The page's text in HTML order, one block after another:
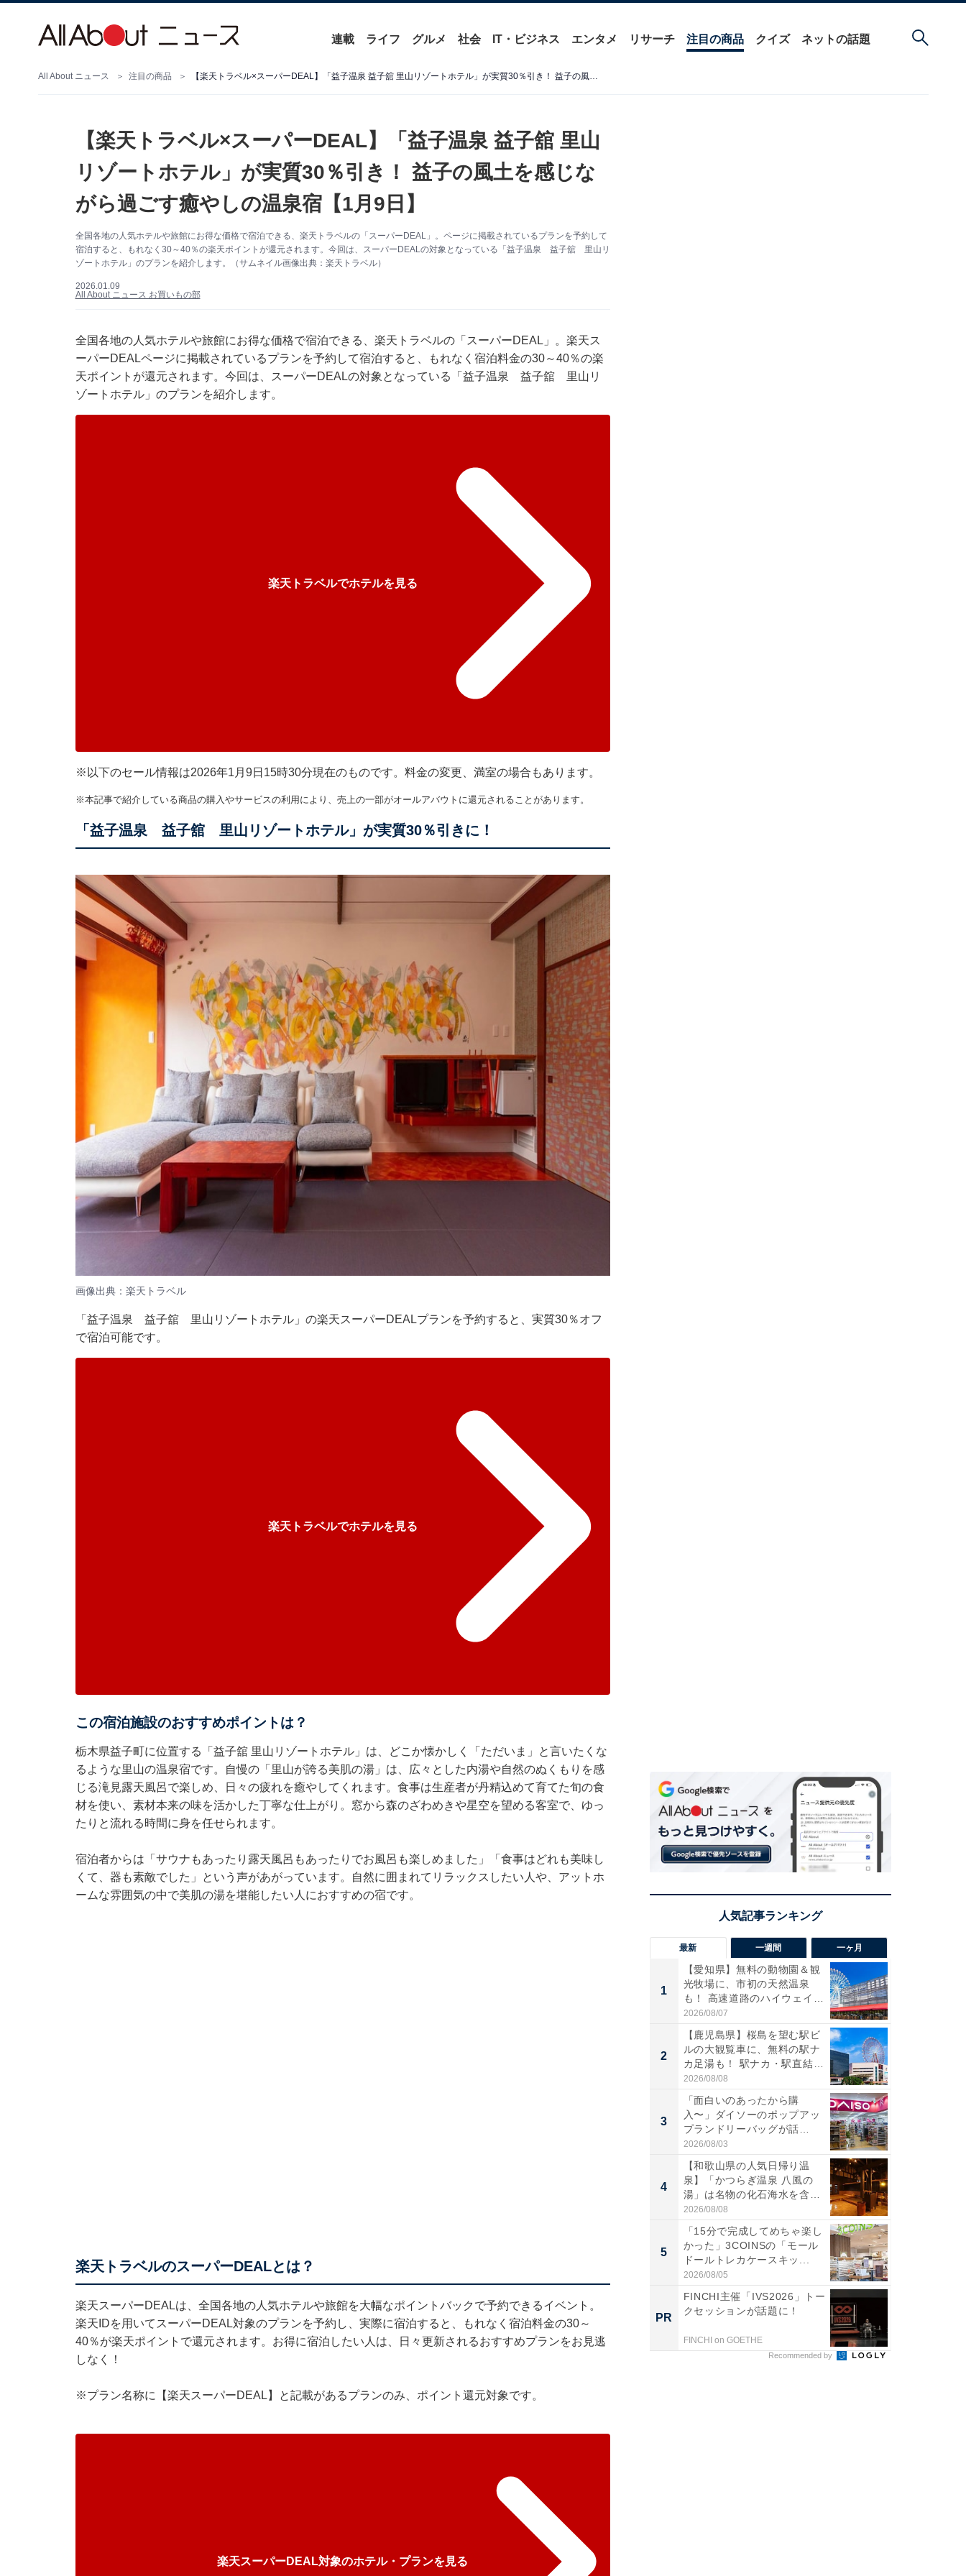
連載 ライフ グルメ 社会 IT・ビジネス エンタメ リサーチ 注目の商品 クイズ ネットの話題
All About ニュース 注目の商品 【楽天トラベル×スーパーDEAL】「益子温泉 益子舘 里山リゾートホテル」が実質30％引き！ 益子の風土を感じながら過ごす癒やしの温泉宿【1月9日】
【楽天トラベル×スーパーDEAL】「益子温泉 益子舘 里山
リゾートホテル」が実質30％引き！ 益子の風土を感じな
がら過ごす癒やしの温泉宿【1月9日】
全国各地の人気ホテルや旅館にお得な価格で宿泊できる、楽天トラベルの「スーパーDEAL」。ページに掲載されているプランを予約して
宿泊すると、もれなく30～40％の楽天ポイントが還元されます。今回は、スーパーDEALの対象となっている「益子温泉 益子舘 里山リ
ゾートホテル」のプランを紹介します。（サムネイル画像出典：楽天トラベル）
2026.01.09
All About ニュース お買いもの部
全国各地の人気ホテルや旅館にお得な価格で宿泊できる、楽天トラベルの「スーパーDEAL」。楽天ス
ーパーDEALページに掲載されているプランを予約して宿泊すると、もれなく宿泊料金の30～40％の楽
天ポイントが還元されます。今回は、スーパーDEALの対象となっている「益子温泉 益子舘 里山リ
ゾートホテル」のプランを紹介します。
楽天トラベルでホテルを見る
※以下のセール情報は2026年1月9日15時30分現在のものです。料金の変更、満室の場合もあります。
※本記事で紹介している商品の購入やサービスの利用により、売上の一部がオールアバウトに還元されることがあります。
「益子温泉 益子舘 里山リゾートホテル」が実質30％引きに！
画像出典：楽天トラベル
「益子温泉 益子舘 里山リゾートホテル」の楽天スーパーDEALプランを予約すると、実質30％オフ
で宿泊可能です。
楽天トラベルでホテルを見る
この宿泊施設のおすすめポイントは？
栃木県益子町に位置する「益子舘 里山リゾートホテル」は、どこか懐かしく「ただいま」と言いたくな
るような里山の温泉宿です。自慢の「里山が誇る美肌の湯」は、広々とした内湯や自然のぬくもりを感
じる滝見露天風呂で楽しめ、日々の疲れを癒やしてくれます。食事は生産者が丹精込めて育てた旬の食
材を使い、素材本来の味を活かした丁寧な仕上がり。窓から森のざわめきや星空を望める客室で、ゆっ
たりと流れる時間に身を任せられます。
宿泊者からは「サウナもあったり露天風呂もあったりでお風呂も楽しめました」「食事はどれも美味し
くて、器も素敵でした」という声があがっています。自然に囲まれてリラックスしたい人や、アットホ
ームな雰囲気の中で美肌の湯を堪能したい人におすすめの宿です。
楽天トラベルのスーパーDEALとは？
楽天スーパーDEALは、全国各地の人気ホテルや旅館を大幅なポイントバックで予約できるイベント。
楽天IDを用いてスーパーDEAL対象のプランを予約し、実際に宿泊すると、もれなく宿泊料金の30～
40％が楽天ポイントで還元されます。お得に宿泊したい人は、日々更新されるおすすめプランをお見逃
しなく！
※プラン名称に【楽天スーパーDEAL】と記載があるプランのみ、ポイント還元対象です。
楽天スーパーDEAL対象のホテル・プランを見る
最新 一週間 一ヶ月
1
【愛知県】無料の動物園＆観
光牧場に、市初の天然温泉
も！ 高速道路のハイウェイオ
ア...
2026/08/07
2
【鹿児島県】桜島を望む駅ビ
ルの大観覧車に、無料の駅ナ
カ足湯も！ 駅ナカ・駅直結
ス...
2026/08/08
3
「面白いのあったから購
入〜」ダイソーのポップアッ
プランドリーバッグが話
題。“さま...
2026/08/03
4
【和歌山県の人気日帰り温
泉】「かつらぎ温泉 八風の
湯」は名物の化石海水を含ん
だ濃...
2026/08/08
5
「15分で完成してめちゃ楽し
かった」3COINSの「モール
ドールトレカケースキッ...
2026/08/05
PR
FINCHI主催「IVS2026」トー
クセッションが話題に！
FINCHI on GOETHE
Recommended by